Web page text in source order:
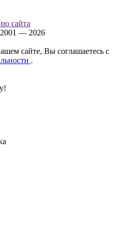
сайта
— 2026
сайте, Вы соглашаетесь с
.